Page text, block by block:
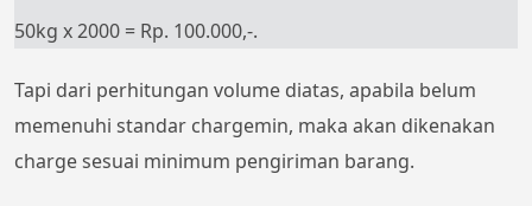
50kg x 2000 = Rp. 100.000,-.
Tapi dari perhitungan volume diatas, apabila belum
memenuhi standar chargemin, maka akan dikenakan
charge sesuai minimum pengiriman barang.